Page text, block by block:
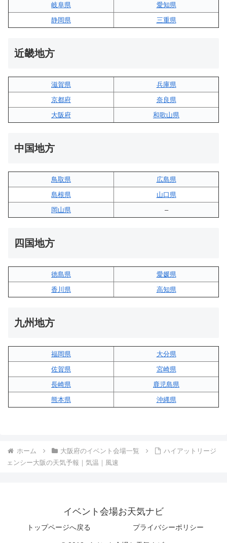
岐阜県
愛知県
静岡県
三重県
近畿地方
滋賀県
兵庫県
京都府
奈良県
大阪府
和歌山県
中国地方
鳥取県
広島県
島根県
山口県
岡山県
–
四国地方
徳島県
愛媛県
香川県
高知県
九州地方
福岡県
大分県
佐賀県
宮崎県
長崎県
鹿児島県
熊本県
沖縄県
ホーム 大阪府のイベント会場一覧
ハイアットリージ
ェンシー大阪の天気予報｜気温｜風速
イベント会場お天気ナビ
トップページへ戻る プライバシーポリシー